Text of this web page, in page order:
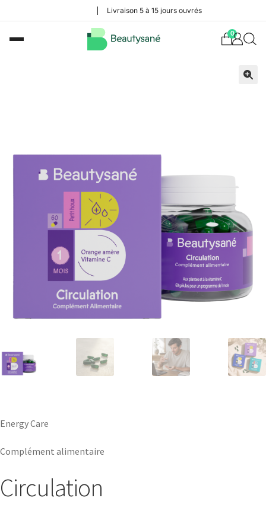
Livraison 5 à 15 jours ouvrés
0
Energy Care
Complément alimentaire
Circulation